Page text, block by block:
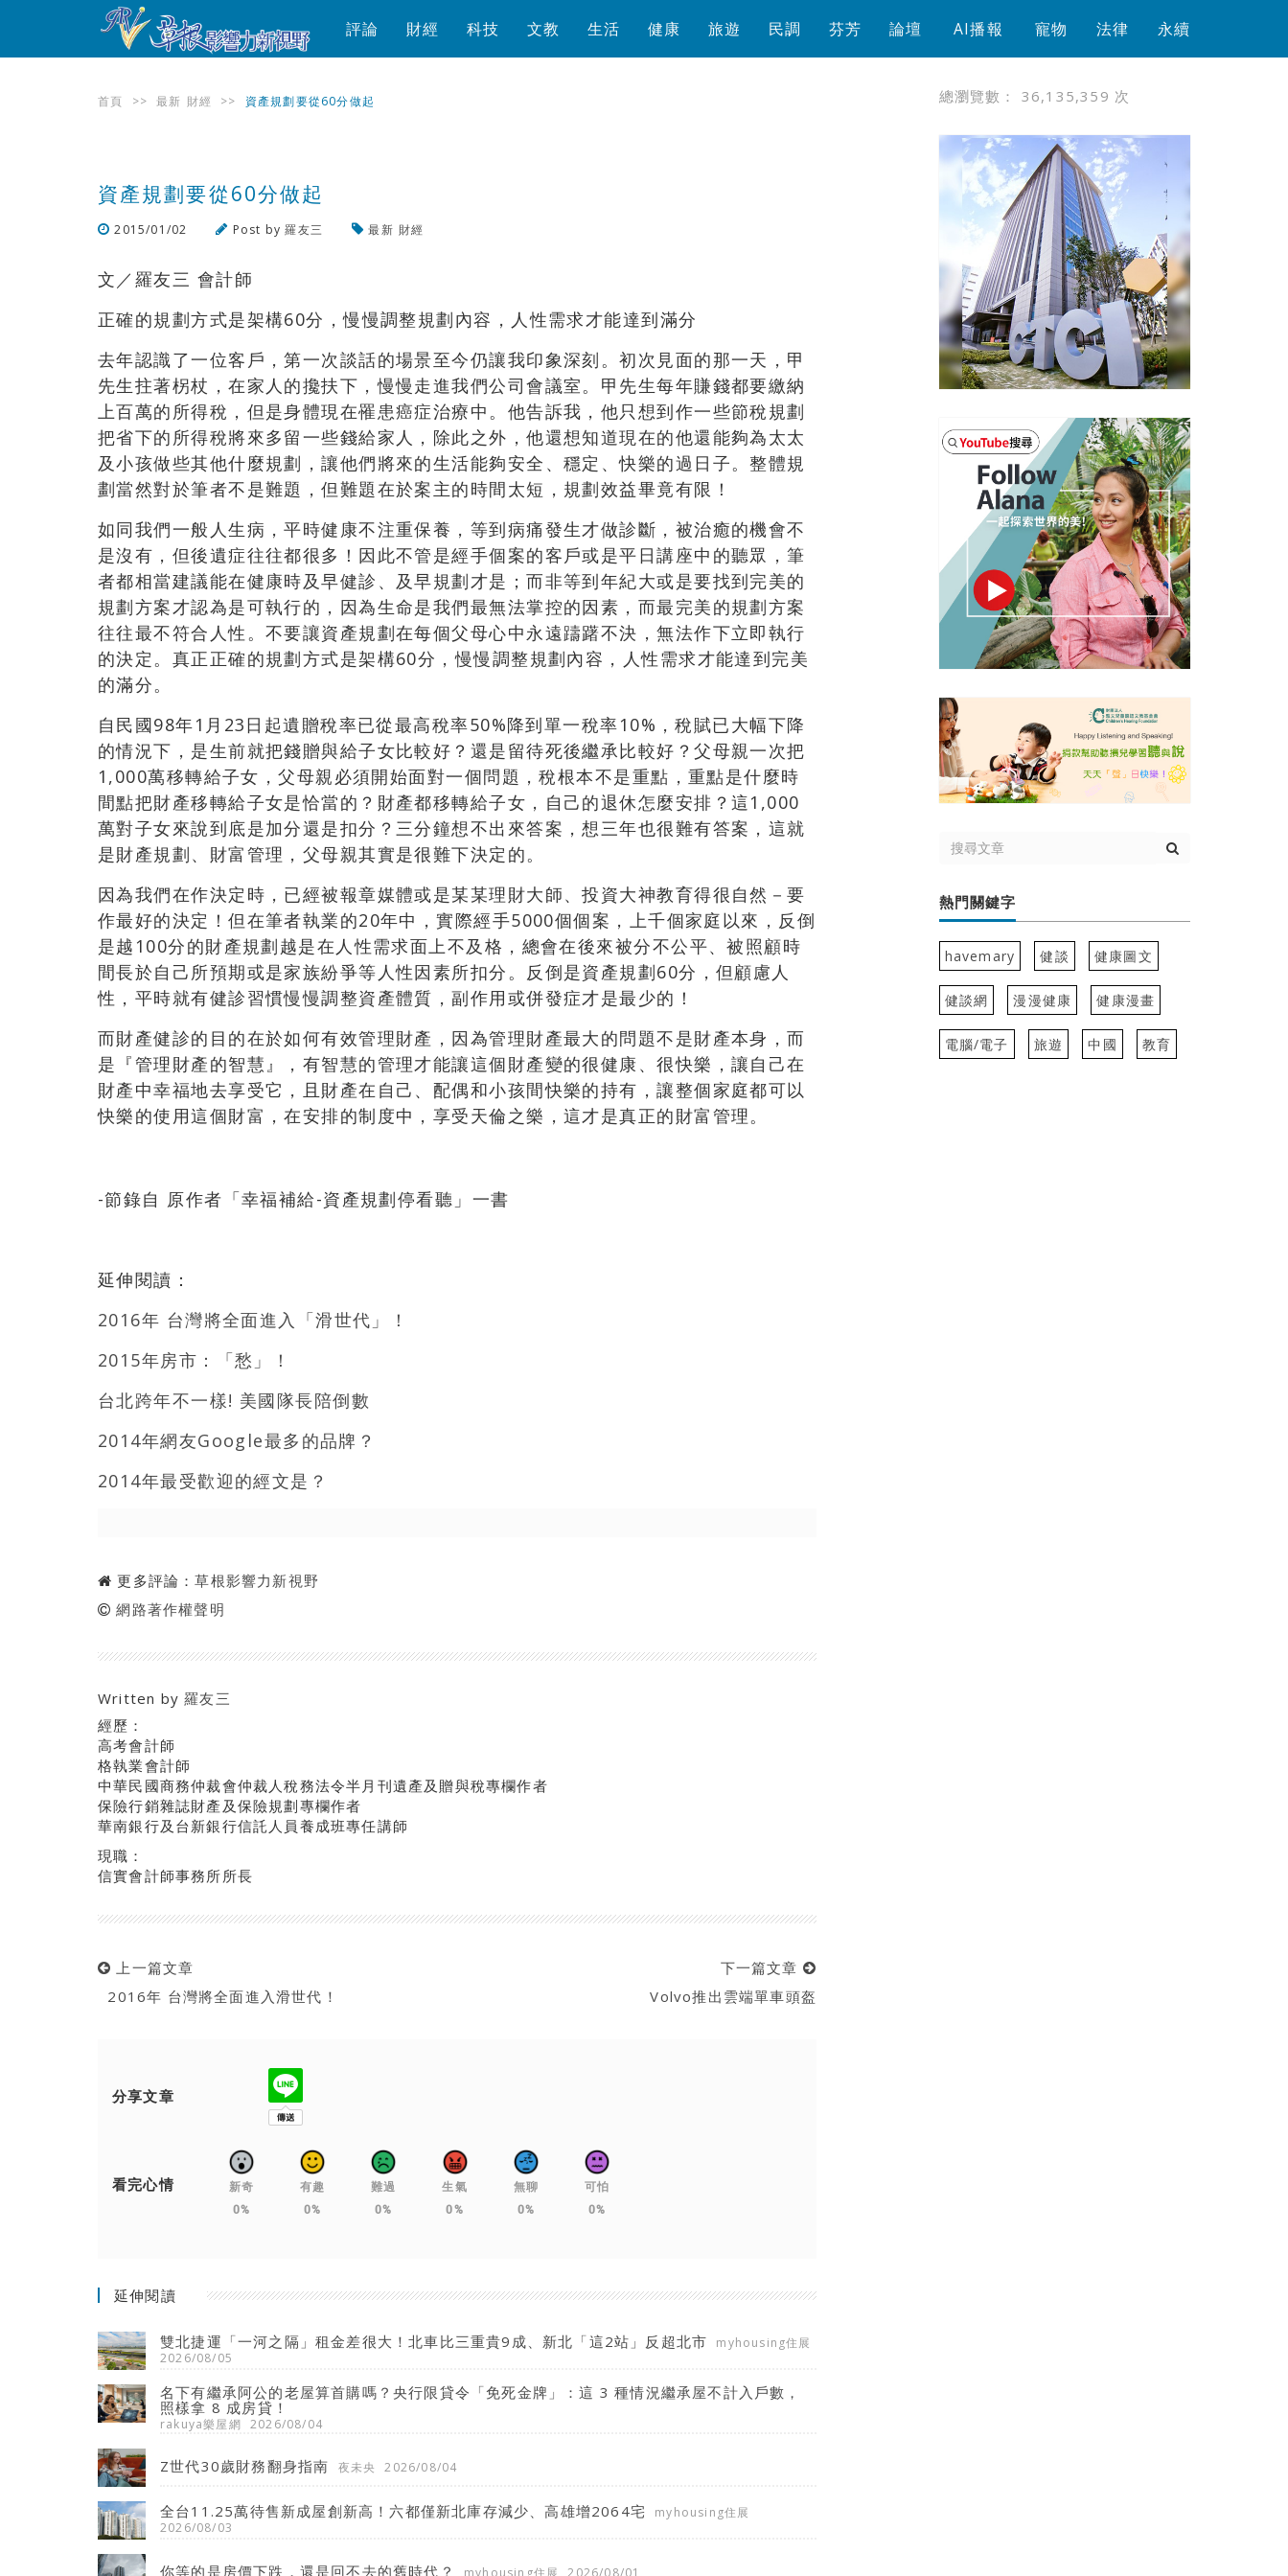
評論 財經 科技 文教 生活 健康 旅遊 民調 芬芳 論壇 AI播報 寵物 法律 永續
首頁 >> 最新 財經 >> 資產規劃要從60分做起
資產規劃要從60分做起
2015/01/02 Post by羅友三 最新 財經
文／羅友三 會計師
正確的規劃方式是架構60分，慢慢調整規劃內容，人性需求才能達到滿分
去年認識了一位客戶，第一次談話的場景至今仍讓我印象深刻。初次見面的那一天，甲
先生拄著柺杖，在家人的攙扶下，慢慢走進我們公司會議室。甲先生每年賺錢都要繳納
上百萬的所得稅，但是身體現在罹患癌症治療中。他告訴我，他只想到作一些節稅規劃
把省下的所得稅將來多留一些錢給家人，除此之外，他還想知道現在的他還能夠為太太
及小孩做些其他什麼規劃，讓他們將來的生活能夠安全、穩定、快樂的過日子。整體規
劃當然對於筆者不是難題，但難題在於案主的時間太短，規劃效益畢竟有限！
如同我們一般人生病，平時健康不注重保養，等到病痛發生才做診斷，被治癒的機會不
是沒有，但後遺症往往都很多！因此不管是經手個案的客戶或是平日講座中的聽眾，筆
者都相當建議能在健康時及早健診、及早規劃才是；而非等到年紀大或是要找到完美的
規劃方案才認為是可執行的，因為生命是我們最無法掌控的因素，而最完美的規劃方案
往往最不符合人性。不要讓資產規劃在每個父母心中永遠躊躇不決，無法作下立即執行
的決定。真正正確的規劃方式是架構60分，慢慢調整規劃內容，人性需求才能達到完美
的滿分。
自民國98年1月23日起遺贈稅率已從最高稅率50%降到單一稅率10%，稅賦已大幅下降
的情況下，是生前就把錢贈與給子女比較好？還是留待死後繼承比較好？父母親一次把
1,000萬移轉給子女，父母親必須開始面對一個問題，稅根本不是重點，重點是什麼時
間點把財產移轉給子女是恰當的？財產都移轉給子女，自己的退休怎麼安排？這1,000
萬對子女來說到底是加分還是扣分？三分鐘想不出來答案，想三年也很難有答案，這就
是財產規劃、財富管理，父母親其實是很難下決定的。
因為我們在作決定時，已經被報章媒體或是某某理財大師、投資大神教育得很自然－要
作最好的決定！但在筆者執業的20年中，實際經手5000個個案，上千個家庭以來，反倒
是越100分的財產規劃越是在人性需求面上不及格，總會在後來被分不公平、被照顧時
間長於自己所預期或是家族紛爭等人性因素所扣分。反倒是資產規劃60分，但顧慮人
性，平時就有健診習慣慢慢調整資產體質，副作用或併發症才是最少的！
而財產健診的目的在於如何有效管理財產，因為管理財產最大的問題不是財產本身，而
是『管理財產的智慧』，有智慧的管理才能讓這個財產變的很健康、很快樂，讓自己在
財產中幸福地去享受它，且財產在自己、配偶和小孩間快樂的持有，讓整個家庭都可以
快樂的使用這個財富，在安排的制度中，享受天倫之樂，這才是真正的財富管理。
-節錄自 原作者「幸福補給-資產規劃停看聽」一書
延伸閱讀：
2016年 台灣將全面進入「滑世代」！
2015年房市：「愁」！
台北跨年不一樣! 美國隊長陪倒數
2014年網友Google最多的品牌？
2014年最受歡迎的經文是？
更多評論：草根影響力新視野
網路著作權聲明
Written by羅友三
經歷：
高考會計師
格執業會計師
中華民國商務仲裁會仲裁人稅務法令半月刊遺產及贈與稅專欄作者
保險行銷雜誌財產及保險規劃專欄作者
華南銀行及台新銀行信託人員養成班專任講師
現職：
信實會計師事務所所長
上一篇文章
2016年 台灣將全面進入滑世代！
下一篇文章
Volvo推出雲端單車頭盔
分享文章
看完心情
新奇
0%
有趣
0%
難過
0%
生氣
0%
無聊
0%
可怕
0%
延伸閱讀
雙北捷運「一河之隔」租金差很大！北車比三重貴9成、新北「這2站」反超北市
myhousing住展
2026/08/05
名下有繼承阿公的老屋算首購嗎？央行限貸令「免死金牌」：這 3 種情況繼承屋不計入戶數，
照樣拿 8 成房貸！
rakuya樂屋網 2026/08/04
Z世代30歲財務翻身指南 夜未央 2026/08/04
全台11.25萬待售新成屋創新高！六都僅新北庫存減少、高雄增2064宅
myhousing住展
2026/08/03
你等的是房價下跌，還是回不去的舊時代？ myhousing住展 2026/08/01
總瀏覽數： 36,135,359 次
熱門關鍵字
havemary 健談 健康圖文
健談網 漫漫健康 健康漫畫
電腦/電子 旅遊 中國 教育